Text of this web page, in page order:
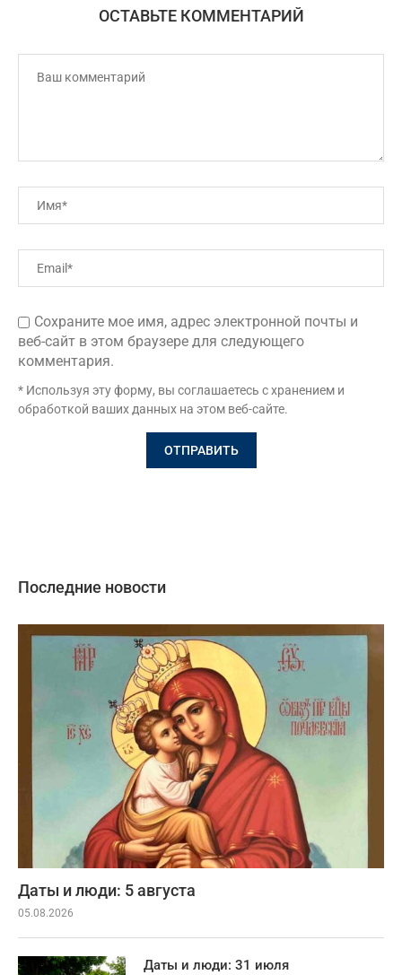
ОСТАВЬТЕ КОММЕНТАРИЙ
Сохраните мое имя, адрес электронной почты и
веб-сайт в этом браузере для следующего
комментария.
* Используя эту форму, вы соглашаетесь с хранением и
обработкой ваших данных на этом веб-сайте.
Последние новости
Даты и люди: 5 августа
05.08.2026
Даты и люди: 31 июля